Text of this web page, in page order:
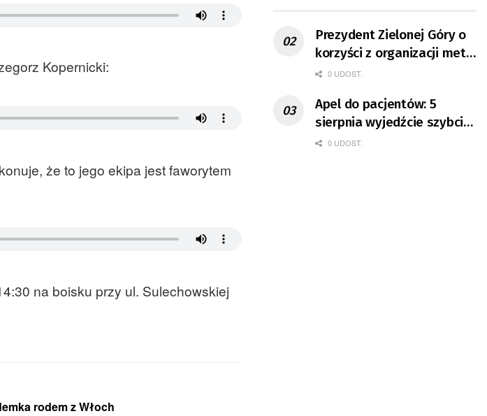
Kopernicki:
że to jego ekipa jest faworytem
na boisku przy ul. Sulechowskiej
rodem z Włoch
Prezydent Zielonej Góry o
korzyści z organizacji mety
Tour de Pologne
0 UDOST.
Apel do pacjentów: 5
sierpnia wyjedźcie szybciej
z domów
0 UDOST.